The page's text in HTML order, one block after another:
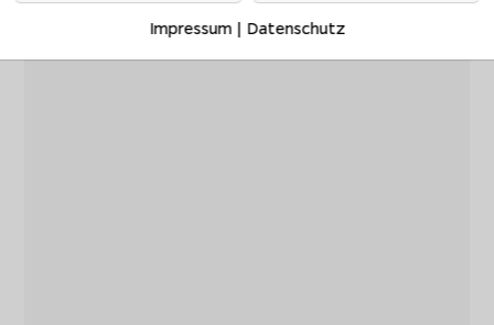
Impressum| Datenschutz